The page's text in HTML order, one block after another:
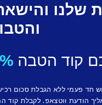
שלנו
קוד הטבה 10%
חד פעמי ללא הגבלת סכום
הודעת ווטצאפ. לקבלת קוד